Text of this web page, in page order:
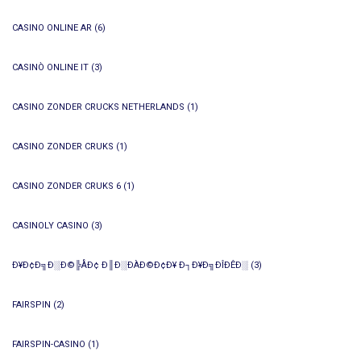
CASINO ONLINE AR (6)
CASINÒ ONLINE IT (3)
CASINO ZONDER CRUCKS NETHERLANDS (1)
CASINO ZONDER CRUKS (1)
CASINO ZONDER CRUKS 6 (1)
CASINOLY CASINO (3)
Ð¥Ð¢Ð╗Ð░Ð©╠ÅÐ¢ Ð║Ð░ÐÀÐ©Ð¢Ð¥ Ð┐Ð¥Ð╗ÐÎÐÊÐ░ (3)
FAIRSPIN (2)
FAIRSPIN-CASINO (1)